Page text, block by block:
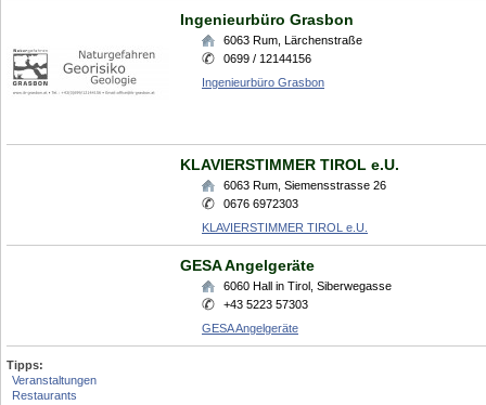
Ingenieurbüro Grasbon
6063 Rum Lärchenstraße
0699 / 12144156
Ingenieurbüro Grasbon
KLAVIERSTIMMER TIROL e.U.
6063 Rum Siemensstrasse 26
0676 6972303
KLAVIERSTIMMER TIROL e.U.
GESA Angelgeräte
6060 Hall in Tirol Siberwegasse
+43 5223 57303
GESA Angelgeräte
Tipps:
Veranstaltungen
Restaurants